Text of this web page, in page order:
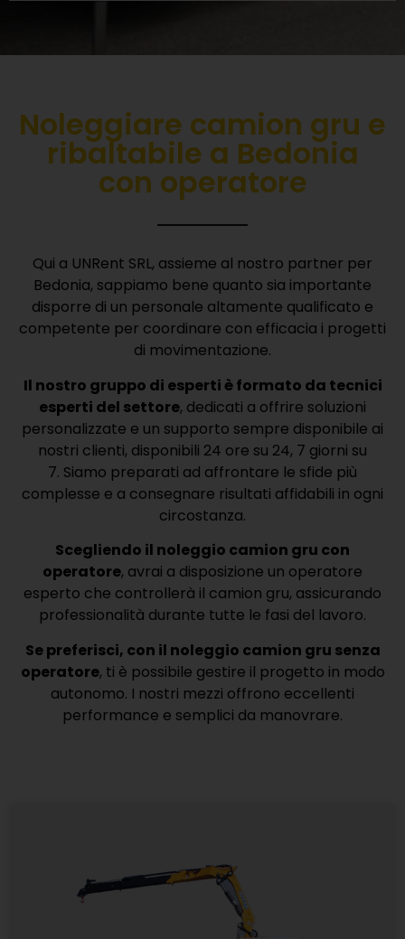
Noleggiare camion gru e
ribaltabile a Bedonia
con operatore
Qui a UNRent SRL, assieme al nostro partner per
Bedonia, sappiamo bene quanto sia importante
disporre di un personale altamente qualificato e
competente per coordinare con efficacia i progetti
di movimentazione.
Il nostro gruppo di esperti è formato da tecnici
esperti del settore, dedicati a offrire soluzioni
personalizzate e un supporto sempre disponibile ai
nostri clienti, disponibili 24 ore su 24, 7 giorni su
7. Siamo preparati ad affrontare le sfide più
complesse e a consegnare risultati affidabili in ogni
circostanza.
Scegliendo il noleggio camion gru con
operatore, avrai a disposizione un operatore
esperto che controllerà il camion gru, assicurando
professionalità durante tutte le fasi del lavoro.
Se preferisci, con il noleggio camion gru senza
operatore, ti è possibile gestire il progetto in modo
autonomo. I nostri mezzi offrono eccellenti
performance e semplici da manovrare.